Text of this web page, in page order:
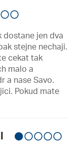
dostane jen dva
stejne nechaji.
cekat tak
malo a
a nase Savo.
Pokud mate